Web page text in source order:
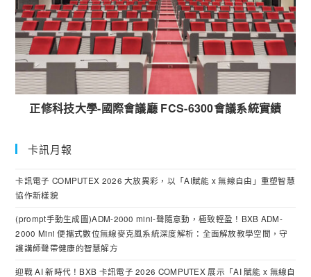
正修科技大學-國際會議廳 FCS-6300會議系統實績
卡訊月報
卡訊電子 COMPUTEX 2026 大放異彩，以「AI賦能 x 無線自由」重塑智慧
協作新樣貌
(prompt手動生成圖)ADM-2000 mini-聲隨意動，極致輕盈！BXB ADM-
2000 Mini 便攜式數位無線麥克風系統深度解析：全面解放教學空間，守
護講師聲帶健康的智慧解方
迎戰 AI 新時代！BXB 卡訊電子 2026 COMPUTEX 展示「AI 賦能 x 無線自